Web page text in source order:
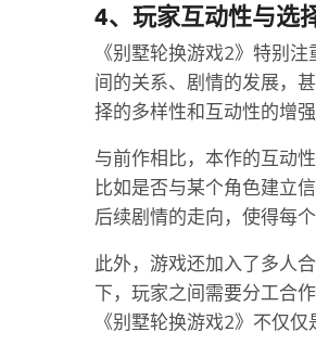
4、玩家互动性与选
《别墅轮换游戏2》特别
间的关系、剧情的发展，
择的多样性和互动性的增
与前作相比，本作的互动
比如是否与某个角色建立
后续剧情的走向，使得每
此外，游戏还加入了多人
下，玩家之间需要分工合
《别墅轮换游戏2》不仅